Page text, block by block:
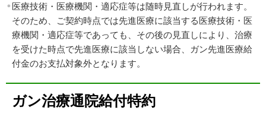
医療技術・医療機関・適応症等は随時見直しが行われます。
そのため、ご契約時点では先進医療に該当する医療技術・医
療機関・適応症等であっても、その後の見直しにより、治療
を受けた時点で先進医療に該当しない場合、ガン先進医療給
付金のお支払対象外となります。
ガン治療通院給付特約